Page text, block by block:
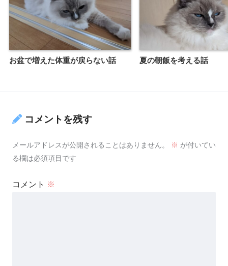
お盆で増えた体重が戻らない話 夏の朝飯を考える話
コメントを残す
メールアドレスが公開されることはありません。 ※ が付いてい
る欄は必須項目です
コメント ※